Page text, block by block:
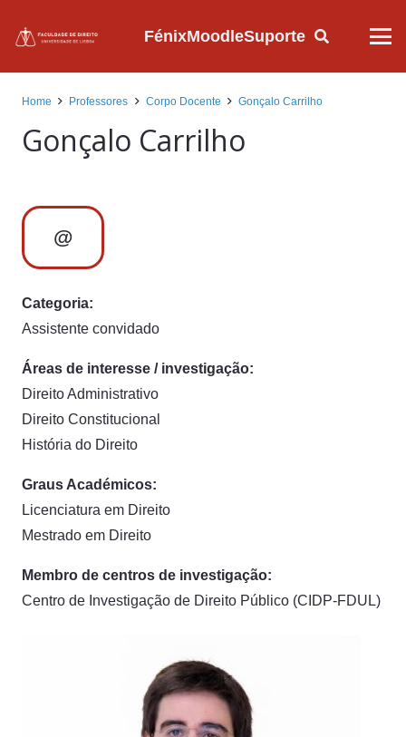
FénixMoodleSuporte
Home Professores Corpo Docente Gonçalo Carrilho
Gonçalo Carrilho
@
Categoria:
Assistente convidado
Áreas de interesse / investigação:
Direito Administrativo
Direito Constitucional
História do Direito
Graus Académicos:
Licenciatura em Direito
Mestrado em Direito
Membro de centros de investigação:
Centro de Investigação de Direito Público (CIDP-FDUL)